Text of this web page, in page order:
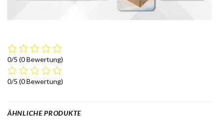
0/5 (0 Bewertung)
0/5 (0 Bewertung)
ÄHNLICHE PRODUKTE